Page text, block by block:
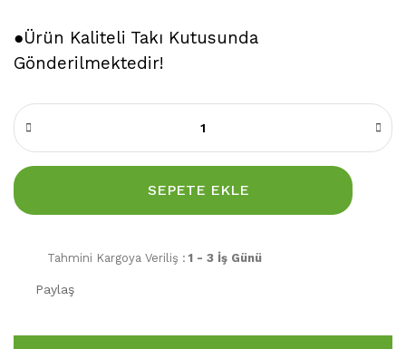
●Ürün Kaliteli Takı Kutusunda
Gönderilmektedir!
SEPETE EKLE
Tahmini Kargoya Veriliş : 1 - 3 İş Günü
Paylaş